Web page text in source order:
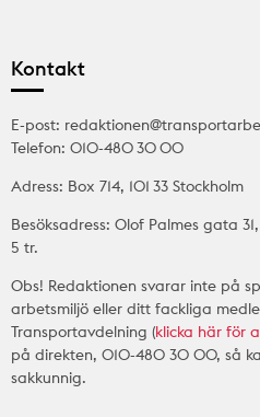
Kontakt
E-post:
Telefon: 010-480 30 00
Adress: Box 714, 101 33 Stockholm
Besöksadress: Olof Palmes gata 31,
5 tr.
Obs! Redaktionen svarar inte på
arbetsmiljö eller ditt fackliga
Transportavdelning (klicka här för
på direkten, 010-480 30 00, så
sakkunnig.